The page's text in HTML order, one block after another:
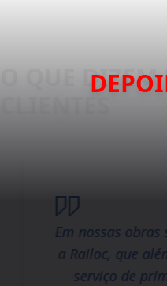
Em nossas
a Railoc, que
serviço de